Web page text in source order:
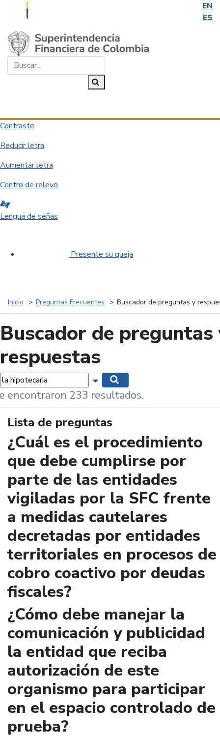
EN
ES
Saltar al contenido principal
Contraste
Reducir letra
Aumentar letra
Centro de relevo
Lengua de señas
Presente su queja
Inicio Preguntas Frecuentes Buscador de preguntas y
Buscador de preguntas
respuestas
Mostrar opciones de búsqueda
encontraron 233 resultados.
Lista de preguntas
¿Cuál es el procedimiento
que debe cumplirse por
parte de las entidades
vigiladas por la SFC frente
a medidas cautelares
decretadas por entidades
territoriales en procesos de
cobro coactivo por deudas
fiscales?
¿Cómo debe manejar la
comunicación y publicidad
la entidad que reciba
autorización de este
organismo para participar
en el espacio controlado de
prueba?